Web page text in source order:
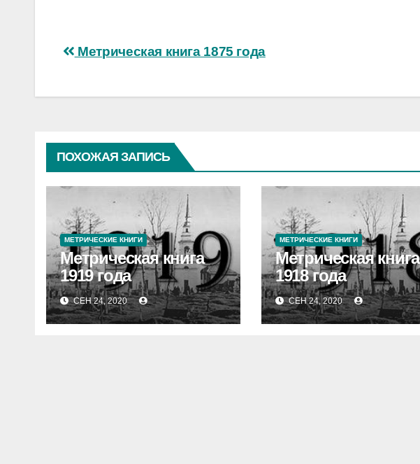
Навигация
Метрическая книга 1875 года
ПОХОЖАЯ ЗАПИСЬ
МЕТРИЧЕСКИЕ КНИГИ
Метрическая книга
1919 года
СЕН 24, 2020
МЕТРИЧЕСКИЕ КНИГИ
Метрическая книга
1918 года
СЕН 24, 2020